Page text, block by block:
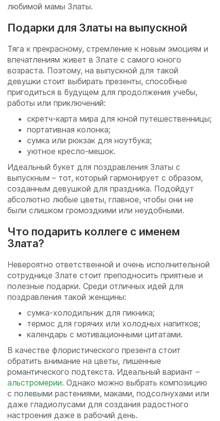
любимой мамы Златы.
Подарки для Златы на выпускной
Тяга к прекрасному, стремление к новым эмоциям и
впечатлениям живет в Злате с самого юного
возраста. Поэтому, на выпускной для такой
девушки стоит выбирать презенты, способные
пригодиться в будущем для продолжения учебы,
работы или приключений:
скретч-карта мира для юной путешественницы;
портативная колонка;
сумка или рюкзак для ноутбука;
уютное кресло-мешок.
Идеальный букет для поздравления Златы с
выпускным – тот, который гармонирует с образом,
созданным девушкой для праздника. Подойдут
абсолютно любые цветы, главное, чтобы они не
были слишком громоздкими или неудобными.
Что подарить коллеге с именем
Злата?
Невероятно ответственной и очень исполнительной
сотруднице Злате стоит преподносить приятные и
полезные подарки. Среди отличных идей для
поздравления такой женщины:
сумка-холодильник для пикника;
термос для горячих или холодных напитков;
календарь с мотивационными цитатами.
В качестве флористического презента стоит
обратить внимание на цветы, лишенные
романтического подтекста. Идеальный вариант –
альстромерии. Однако можно выбрать композицию
с полевыми растениями, маками, подсолнухами или
даже гладиолусами для создания радостного
настроения даже в рабочий день.